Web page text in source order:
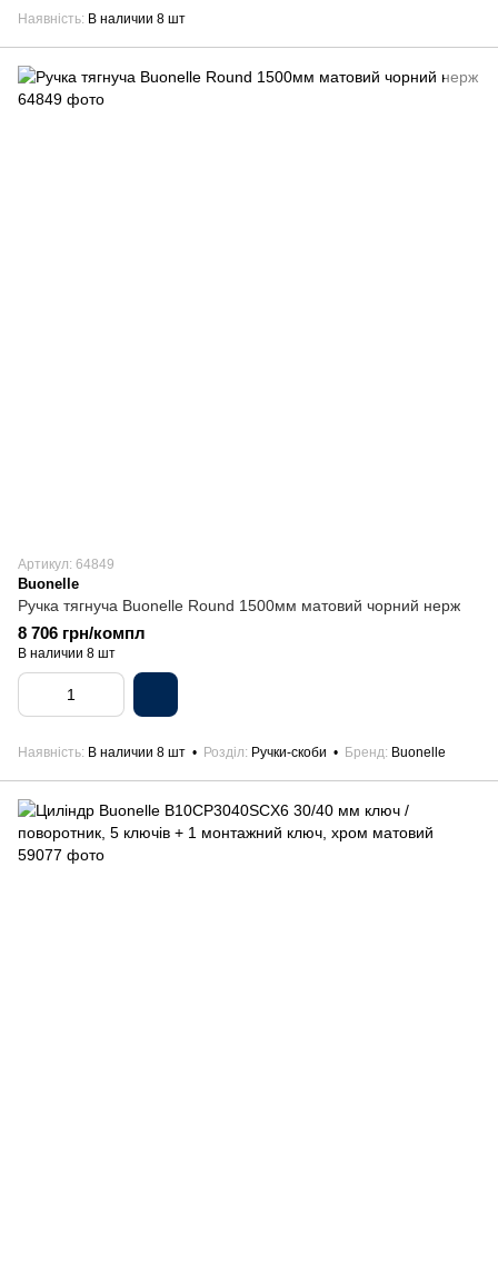
Наявність В наличии 8 шт
Артикул: 64849
Buonelle
Ручка тягнуча Buonelle Round 1500мм матовий чорний нерж
8 706 грн/компл
В наличии 8 шт
Наявність В наличии 8 шт Розділ Ручки-скоби Бренд Buonelle